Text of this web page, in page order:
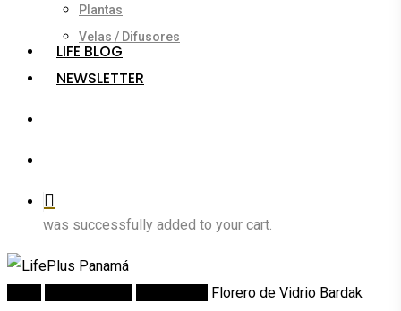
Plantas
Velas / Difusores
LIFE BLOG
NEWSLETTER
was successfully added to your cart.
Florero de Vidrio Bardak